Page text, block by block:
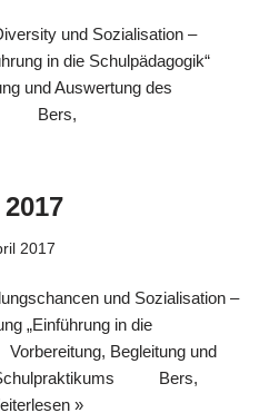
und Sozialisation –
in die Schulpädagogik“
Auswertung des
Bers,
2017
und Sozialisation –
„Einführung in die
Begleitung und
Schulpraktikums Bers,
»